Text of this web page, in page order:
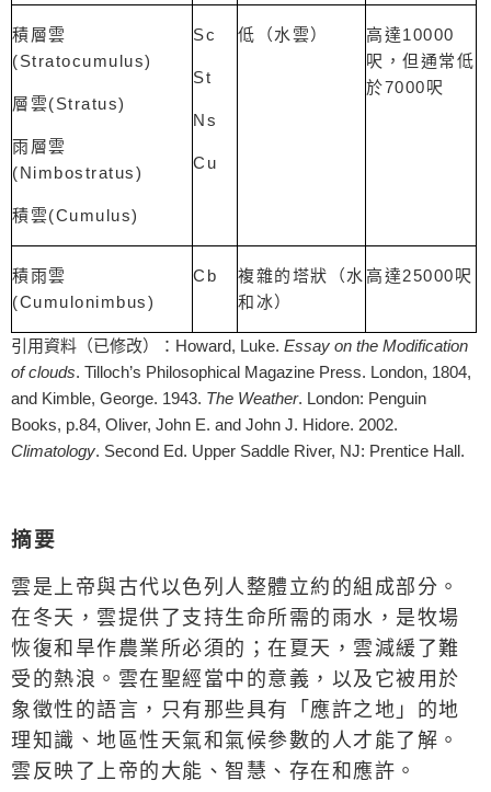
積層雲
(Stratocumulus)
層雲(Stratus)
雨層雲
(Nimbostratus)
積雲(Cumulus)
Sc
St
Ns
Cu
低（水雲） 高達10000
呎，但通常低
於7000呎
積雨雲
(Cumulonimbus)
Cb
複雜的塔狀（水
和冰）
高達25000呎
引用資料（已修改）： Howard, Luke. Essay on the Modification
of clouds. Tilloch’s Philosophical Magazine Press. London, 1804,
and Kimble, George. 1943. The Weather. London: Penguin
Books, p.84, Oliver, John E. and John J. Hidore. 2002.
Climatology. Second Ed. Upper Saddle River, NJ: Prentice Hall.
摘要
雲是上帝與古代以色列人整體立約的組成部分。
在冬天，雲提供了支持生命所需的雨水，是牧場
恢復和旱作農業所必須的；在夏天，雲減緩了難
受的熱浪。雲在聖經當中的意義，以及它被用於
象徵性的語言，只有那些具有「應許之地」的地
理知識、地區性天氣和氣候參數的人才能了解。
雲反映了上帝的大能、智慧、存在和應許。